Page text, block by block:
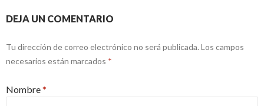
DEJA UN COMENTARIO
Tu dirección de correo electrónico no será publicada.Los campos
necesarios están marcados *
Nombre*